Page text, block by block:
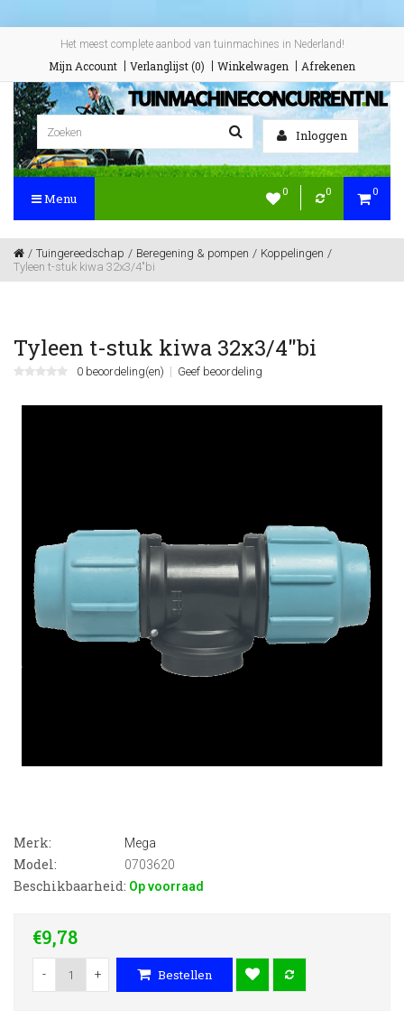
Het meest complete aanbod van tuinmachines in Nederland!
Mijn Account Verlanglijst (0) Winkelwagen Afrekenen
Inloggen
0 0 0
Menu
Tuingereedschap Beregening & pompen
Koppelingen
Tyleen t-stuk kiwa 32x3/4"bi
Tyleen t-stuk kiwa 32x3/4"bi
0 beoordeling(en) Geef beoordeling
Merk: Mega
Model: 0703620
Beschikbaarheid: Op voorraad
€9,78
- + Bestellen